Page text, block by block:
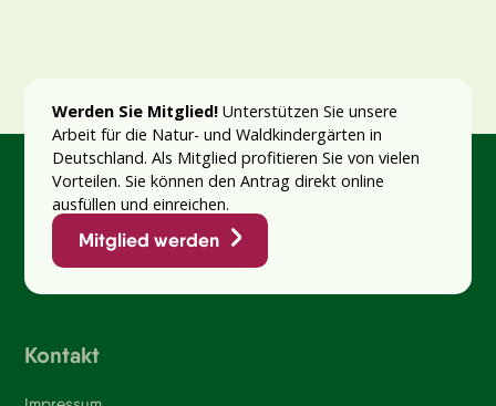
Werden Sie Mitglied!Unterstützen Sie unsere
Arbeit für die Natur- und Waldkindergärten in
Deutschland. Als Mitglied profitieren Sie von vielen
Vorteilen. Sie können den Antrag direkt online
ausfüllen und einreichen.
Mitglied werden
Kontakt